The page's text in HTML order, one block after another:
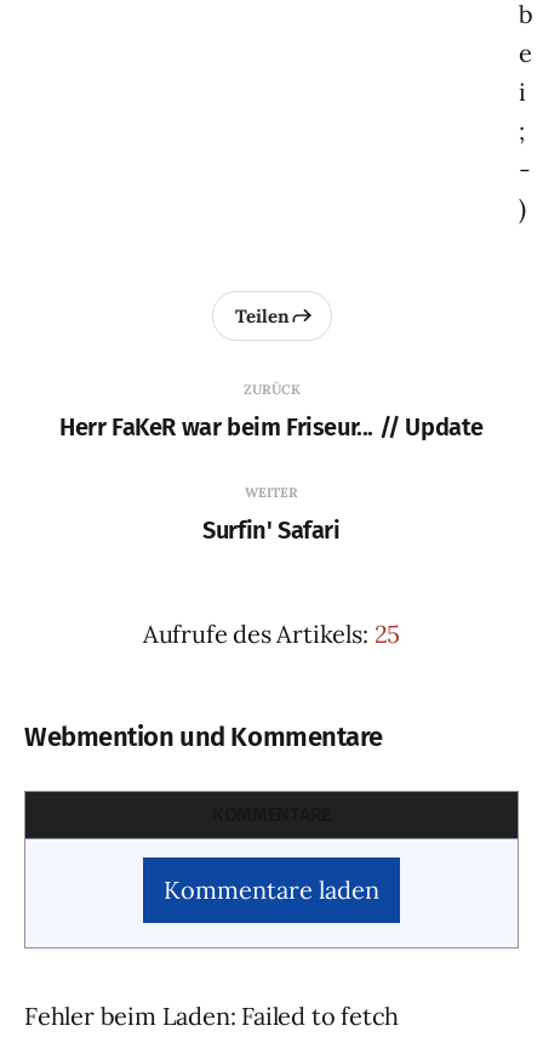
b
e
i
;
-
)
ZURÜCK
Herr FaKeR war beim Friseur... // Update
Teilen
WEITER
Surfin' Safari
Aufrufe des Artikels: 25
Webmention und Kommentare
Kommentare laden
Fehler beim Laden: Failed to fetch